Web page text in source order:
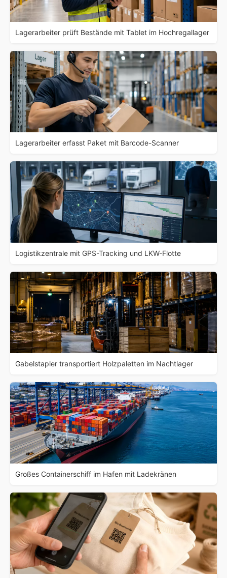
Lagerarbeiter prüft Bestände mit Tablet im Hochregallager
Lagerarbeiter erfasst Paket mit Barcode-Scanner
Logistikzentrale mit GPS-Tracking und LKW-Flotte
Gabelstapler transportiert Holzpaletten im Nachtlager
Großes Containerschiff im Hafen mit Ladekränen